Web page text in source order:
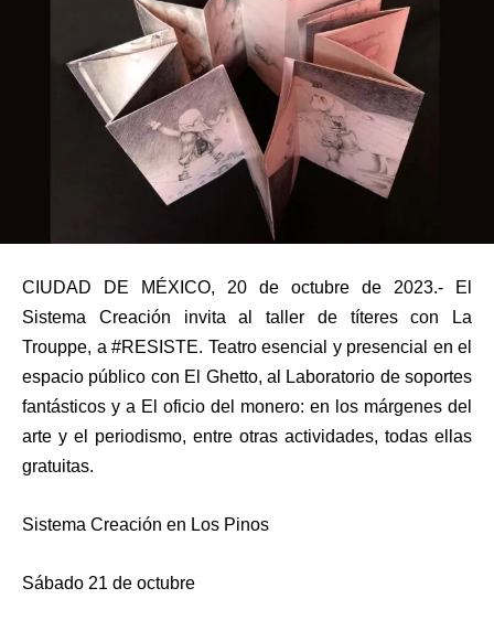
CIUDAD DE MÉXICO, 20 de octubre de 2023.- El
Sistema Creación invita al taller de títeres con La
Trouppe, a #RESISTE. Teatro esencial y presencial en el
espacio público con El Ghetto, al Laboratorio de soportes
fantásticos y a El oficio del monero: en los márgenes del
arte y el periodismo, entre otras actividades, todas ellas
gratuitas.
Sistema Creación en Los Pinos
Sábado 21 de octubre